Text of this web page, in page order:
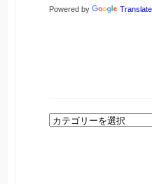
Powered by Translate
カ